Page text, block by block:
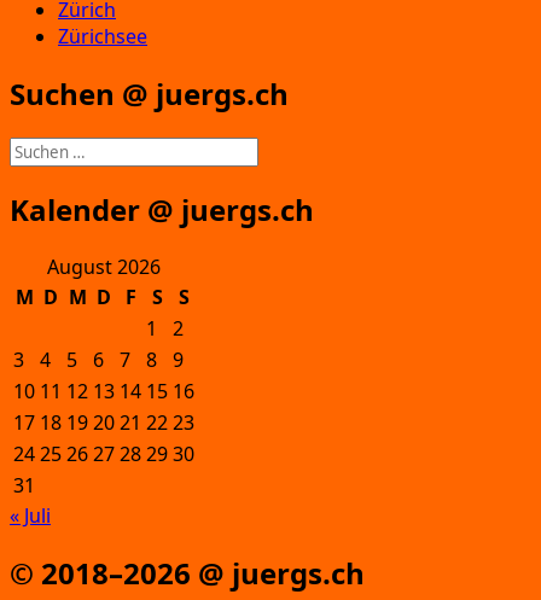
Zürich
Zürichsee
Suchen @ juergs.ch
Suchen
nach:
Kalender @ juergs.ch
August 2026
M D M D F S
S
1
2
3 4 5 6 7 8 9
10 11 12 13 14 15 16
17 18 192021 2223
24252627282930
31
« Juli
© 2018–2026 @ juergs.ch